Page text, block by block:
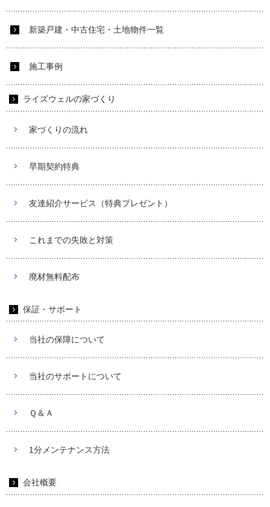
新築戸建・中古住宅・土地物件一覧
施工事例
ライズウェルの家づくり
家づくりの流れ
早期契約特典
友達紹介サービス（特典プレゼント）
これまでの失敗と対策
廃材無料配布
保証・サポート
当社の保障について
当社のサポートについて
Ｑ＆Ａ
1分メンテナンス方法
会社概要